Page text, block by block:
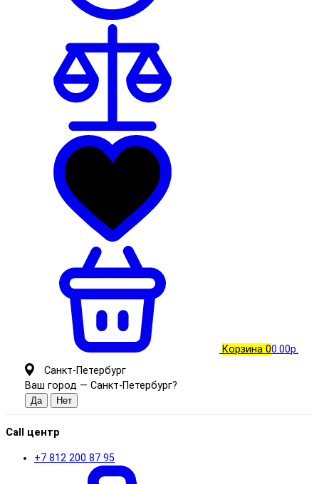
Корзина 00.00р.
Санкт-Петербург
Ваш город — Санкт-Петербург?
Call центр
+7 812 200 87 95